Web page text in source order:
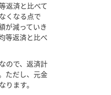
返済と比べて
くなる点で
が減っていき
等返済と比べ
ので、返済計
ただし、元金
ます。